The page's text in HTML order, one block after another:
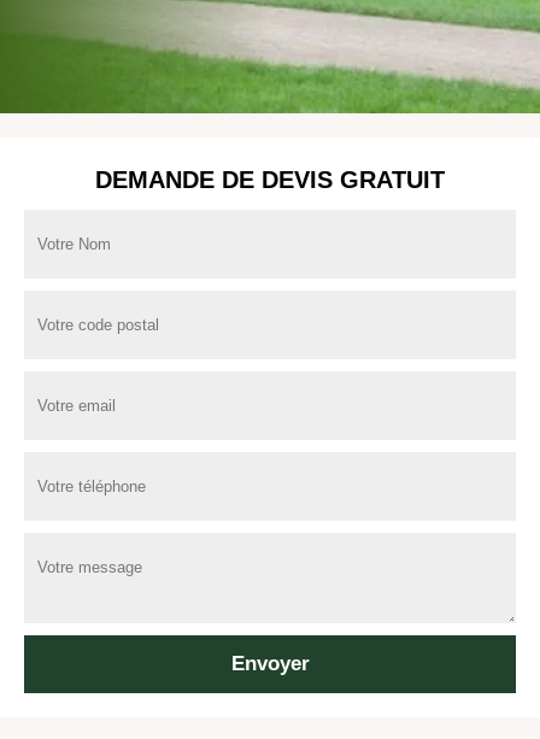
DEMANDE DE DEVIS GRATUIT